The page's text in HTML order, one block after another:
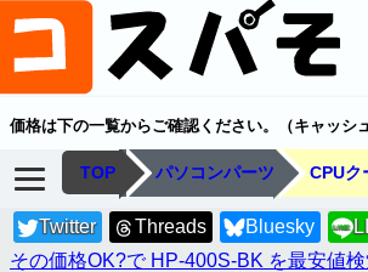
価格は下の一覧からご確認ください。（キャッシ
TOP パソコンパーツ CPUク
Twitter Threads Bluesky LINE
その価格OK?で HP-400S-BK を最安値検